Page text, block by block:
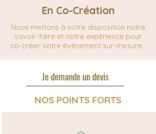
En Co-Création
Nous mettons à votre disposition notre
savoir-faire et notre expérience pour
co-créer votre événement sur-mesure.
Je demande un devis
NOS POINTS FORTS